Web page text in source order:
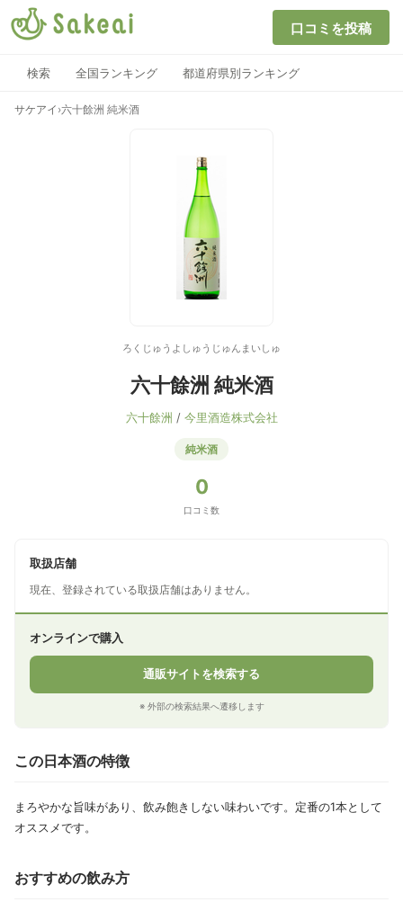
口コミを投稿
検索 全国ランキング 都道府県別ランキング
サケアイ ›六十餘洲 純米酒
ろくじゅうよしゅうじゅんまいしゅ
六十餘洲 純米酒
六十餘洲 / 今里酒造株式会社
純米酒
0
口コミ数
取扱店舗
現在、登録されている取扱店舗はありません。
オンラインで購入
通販サイトを検索する
※ 外部の検索結果へ遷移します
この日本酒の特徴
まろやかな旨味があり、飲み飽きしない味わいです。定番の1本として
オススメです。
おすすめの飲み方